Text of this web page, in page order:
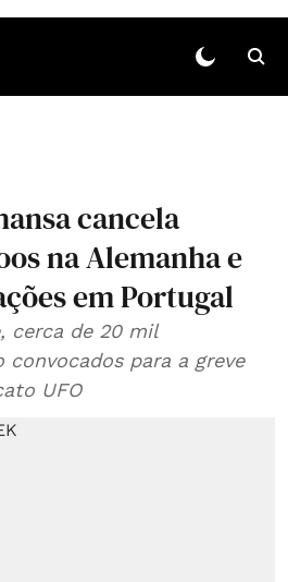
cancela
na Alemanha e
em Portugal
cerca de 20 mil
para a greve
UFO